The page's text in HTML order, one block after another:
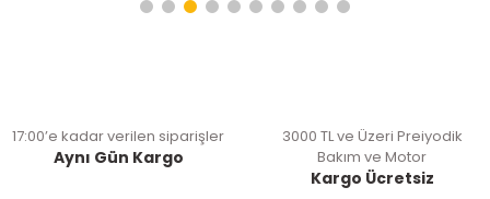
17:00’e kadar verilen siparişler
Aynı Gün Kargo
3000 TL ve Üzeri Preiyodik
Bakım ve Motor
Kargo Ücretsiz